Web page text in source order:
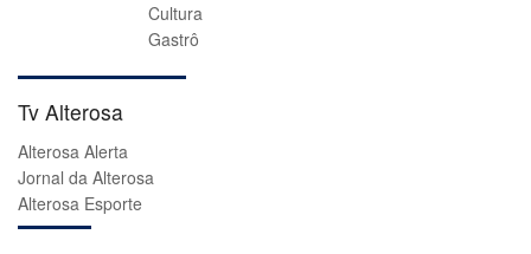
Cultura
Gastrô
Tv Alterosa
Alterosa Alerta
Jornal da Alterosa
Alterosa Esporte